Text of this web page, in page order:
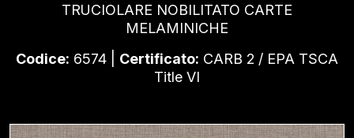
TRUCIOLARE NOBILITATO CARTE
MELAMINICHE
Codice: 6574 | Certificato: CARB 2 / EPA TSCA
Title VI